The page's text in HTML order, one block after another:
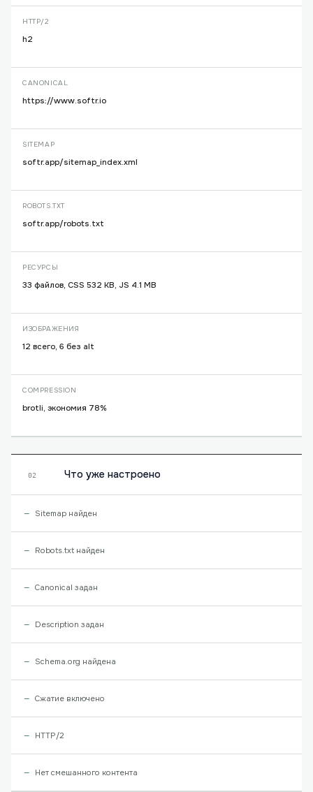
HTTP/2
h2
CANONICAL
https://www.softr.io
SITEMAP
softr.app/sitemap_index.xml
ROBOTS.TXT
softr.app/robots.txt
РЕСУРСЫ
33 файлов, CSS 532 KB, JS 4.1 MB
ИЗОБРАЖЕНИЯ
12 всего, 6 без alt
COMPRESSION
brotli, экономия 78%
02 Что уже настроено
Sitemap найден
Robots.txt найден
Canonical задан
Description задан
Schema.org найдена
Сжатие включено
HTTP/2
Нет смешанного контента